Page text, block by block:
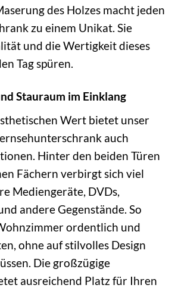
des Holzes macht jeden
zu einem Unikat. Sie
und die Wertigkeit dieses
Tag spüren.
Stauraum im Einklang
Wert bietet unser
auch
Hinter den beiden Türen
Fächern verbirgt sich viel
Mediengeräte, DVDs,
andere Gegenstände. So
ordentlich und
ohne auf stilvolles Design
Die großzügige
ausreichend Platz für Ihren